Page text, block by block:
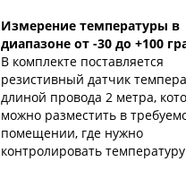
Измерение температуры в
диапазоне от -30 до +100
В комплекте поставляется
резистивный датчик
длиной провода 2 метра,
можно разместить в
помещении, где нужно
контролировать